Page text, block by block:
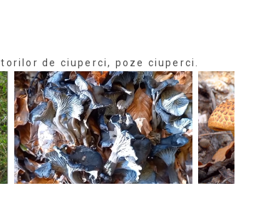
de ciuperci, poze ciuperci.